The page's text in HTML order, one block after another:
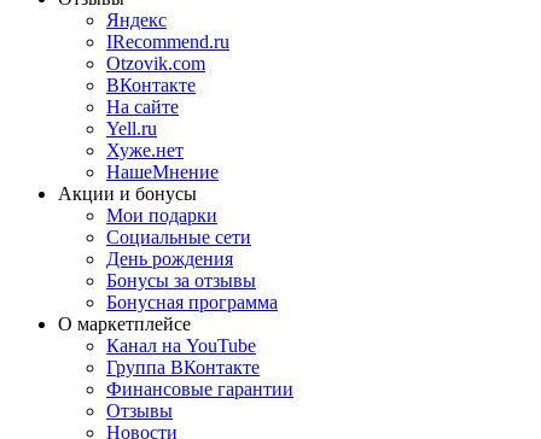
Яндекс
IRecommend.ru
Otzovik.com
ВКонтакте
На сайте
Yell.ru
Хуже.нет
НашеМнение
Акции и бонусы
Мои подарки
Социальные сети
День рождения
Бонусы за отзывы
Бонусная программа
О маркетплейсе
Канал на YouTube
Группа ВКонтакте
Финансовые гарантии
Отзывы
Новости